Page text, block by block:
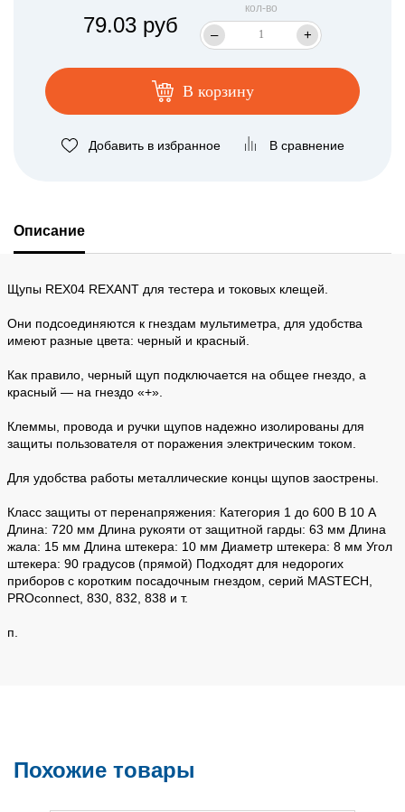
79.03 руб
кол-во
– +
В корзину
Добавить в избранное В сравнение
Описание
Щупы REX04 REXANT для тестера и токовых клещей.
Они подсоединяются к гнездам мультиметра, для удобства
имеют разные цвета: черный и красный.
Как правило, черный щуп подключается на общее гнездо, а
красный — на гнездо «+».
Клеммы, провода и ручки щупов надежно изолированы для
защиты пользователя от поражения электрическим током.
Для удобства работы металлические концы щупов заострены.
Класс защиты от перенапряжения: Категория 1 до 600 В 10 А
Длина: 720 мм Длина рукояти от защитной гарды: 63 мм Длина
жала: 15 мм Длина штекера: 10 мм Диаметр штекера: 8 мм Угол
штекера: 90 градусов (прямой) Подходят для недорогих
приборов с коротким посадочным гнездом, серий MASTECH,
PROconnect, 830, 832, 838 и т.
п.
Похожие товары